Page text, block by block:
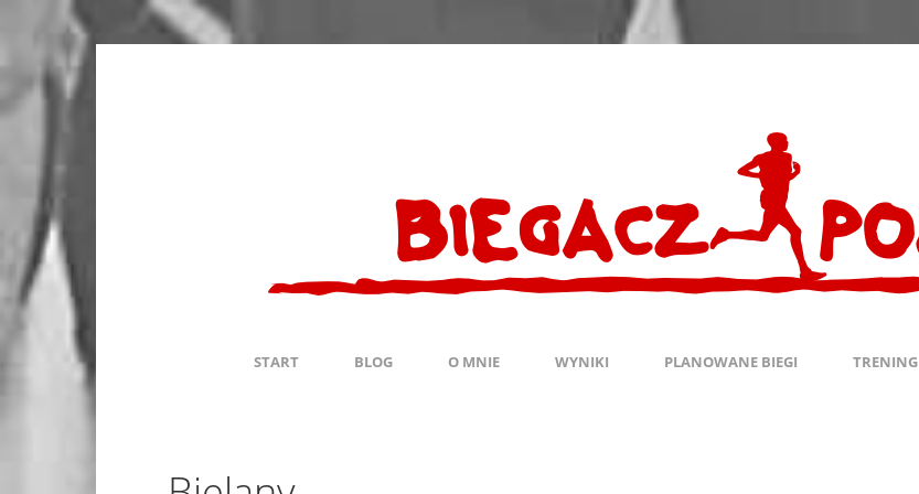
START BLOG O MNIE WYNIKI PLANOWANE BIEGI TRENING